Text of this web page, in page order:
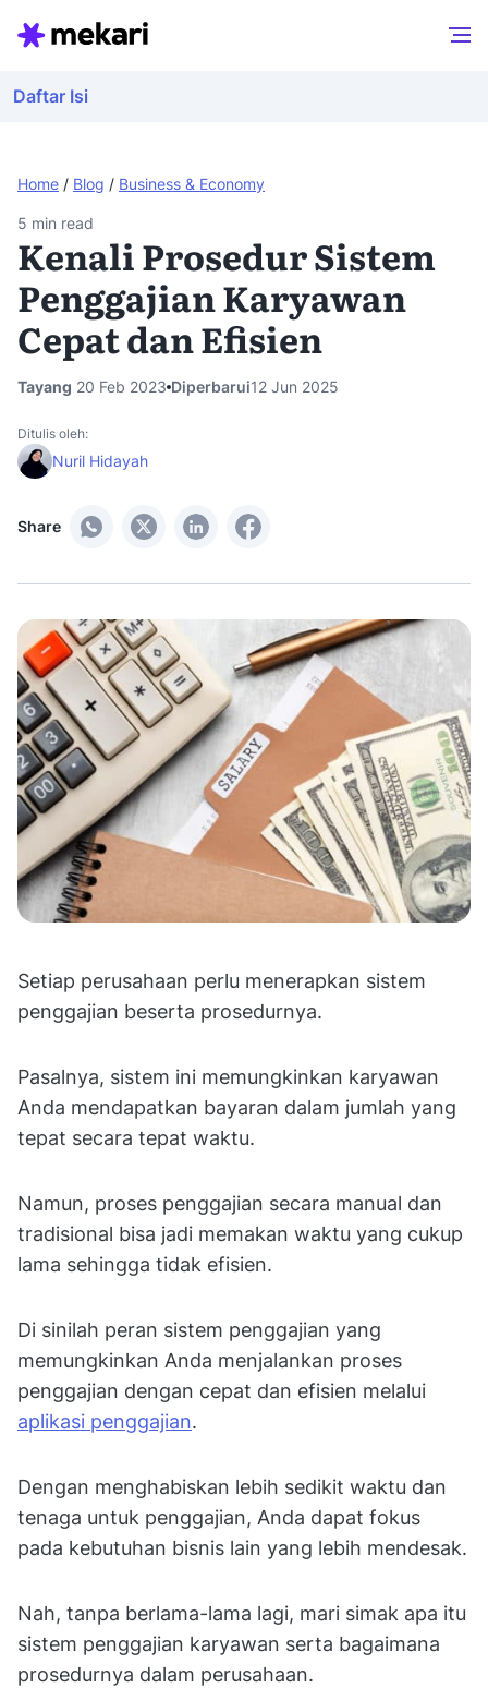
Home / Blog / Business & Economy
Daftar Isi
5 min read
Kenali Prosedur Sistem
Penggajian Karyawan
Cepat dan Efisien
Tayang 20 Feb 2023 Diperbarui12 Jun 2025
Share
Ditulis oleh:
Nuril Hidayah
Setiap perusahaan perlu menerapkan sistem
penggajian beserta prosedurnya.
Pasalnya, sistem ini memungkinkan karyawan
Anda mendapatkan bayaran dalam jumlah yang
tepat secara tepat waktu.
Namun, proses penggajian secara manual dan
tradisional bisa jadi memakan waktu yang cukup
lama sehingga tidak efisien.
Di sinilah peran sistem penggajian yang
memungkinkan Anda menjalankan proses
penggajian dengan cepat dan efisien melalui
aplikasi penggajian.
Dengan menghabiskan lebih sedikit waktu dan
tenaga untuk penggajian, Anda dapat fokus
pada kebutuhan bisnis lain yang lebih mendesak.
Nah, tanpa berlama-lama lagi, mari simak apa itu
sistem penggajian karyawan serta bagaimana
prosedurnya dalam perusahaan.